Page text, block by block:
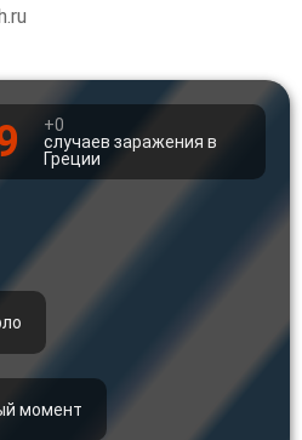
+0
случаев заражения в
Греции
момент